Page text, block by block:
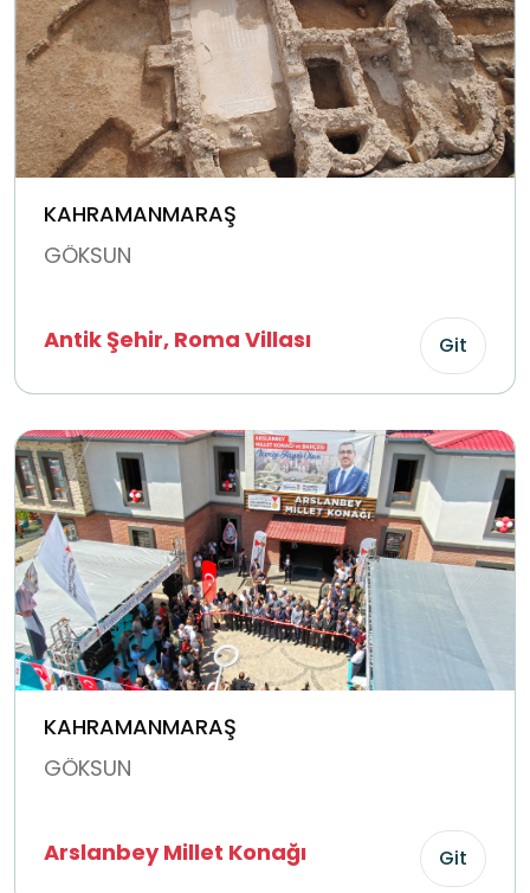
KAHRAMANMARAŞ
GÖKSUN
Antik Şehir, Roma Villası Git
KAHRAMANMARAŞ
GÖKSUN
Arslanbey Millet Konağı Git